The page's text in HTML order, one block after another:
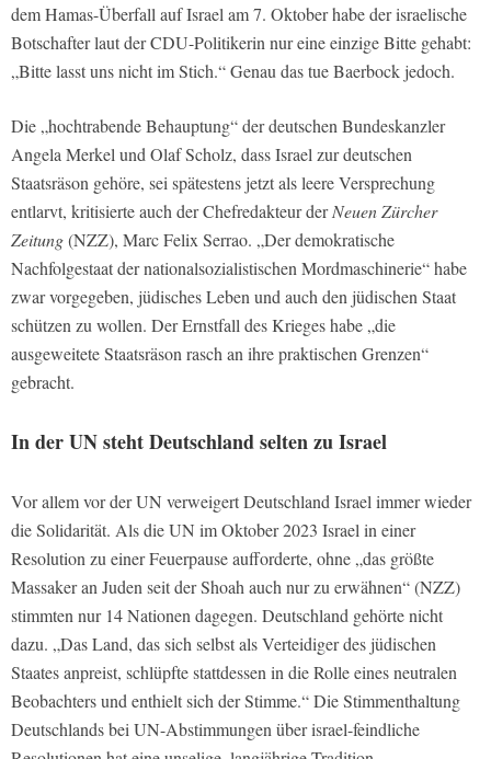
dem Hamas-Überfall auf Israel am 7. Oktober habe der israelische
Botschafter laut der CDU-Politikerin nur eine einzige Bitte gehabt:
„Bitte lasst uns nicht im Stich.“ Genau das tue Baerbock jedoch.
Die „hochtrabende Behauptung“ der deutschen Bundeskanzler
Angela Merkel und Olaf Scholz, dass Israel zur deutschen
Staatsräson gehöre, sei spätestens jetzt als leere Versprechung
entlarvt, kritisierte auch der Chefredakteur derNeuen Zürcher
Zeitung(NZZ), Marc Felix Serrao. „Der demokratische
Nachfolgestaat der nationalsozialistischen Mordmaschinerie“ habe
zwar vorgegeben, jüdisches Leben und auch den jüdischen Staat
schützen zu wollen. Der Ernstfall des Krieges habe „die
ausgeweitete Staatsräson rasch an ihre praktischen Grenzen“
gebracht.
In der UN steht Deutschland selten zu Israel
Vor allem vor der UN verweigert Deutschland Israel immer wieder
die Solidarität. Als die UN im Oktober 2023 Israel in einer
Resolution zu einer Feuerpause aufforderte, ohne „das größte
Massaker an Juden seit der Shoah auch nur zu erwähnen“ (NZZ)
stimmten nur 14 Nationen dagegen. Deutschland gehörte nicht
dazu. „Das Land, das sich selbst als Verteidiger des jüdischen
Staates anpreist, schlüpfte stattdessen in die Rolle eines neutralen
Beobachters und enthielt sich der Stimme.“ Die Stimmenthaltung
Deutschlands bei UN-Abstimmungen über israel-feindliche